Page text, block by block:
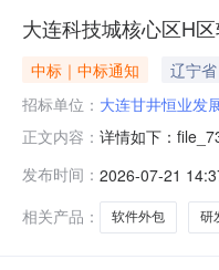
大连科技城核心区H
中标｜中标通知 辽宁
招标单位： 大连甘井恒业发
正文内容： 详情如下：
布媒介：辽宁建
发布时间： 2026-07-21
相关产品：
软件外包 研